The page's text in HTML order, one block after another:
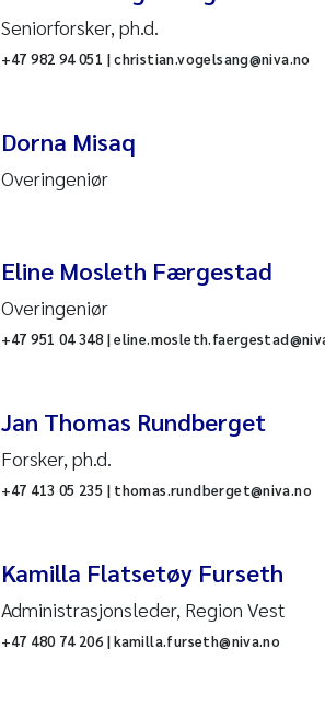
Seniorforsker, ph.d.
+47 982 94 051 | christian.vogelsang@niva.no
Dorna Misaq
Overingeniør
Eline Mosleth Færgestad
Overingeniør
+47 951 04 348 |
Jan Thomas Rundberget
Forsker, ph.d.
+47 413 05 235 | thomas.rundberget@niva.no
Kamilla Flatsetøy Furseth
Administrasjonsleder, Region Vest
+47 480 74 206 | kamilla.furseth@niva.no